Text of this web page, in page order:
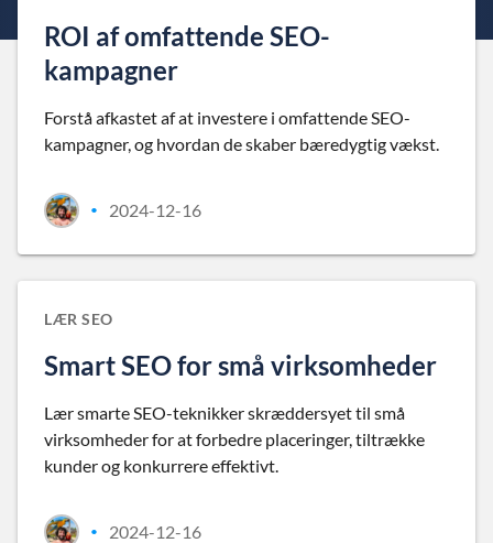
ROI af omfattende SEO-
kampagner
Forstå afkastet af at investere i omfattende SEO-
kampagner, og hvordan de skaber bæredygtig vækst.
• 2024-12-16
LÆR SEO
Smart SEO for små virksomheder
Lær smarte SEO-teknikker skræddersyet til små
virksomheder for at forbedre placeringer, tiltrække
kunder og konkurrere effektivt.
• 2024-12-16